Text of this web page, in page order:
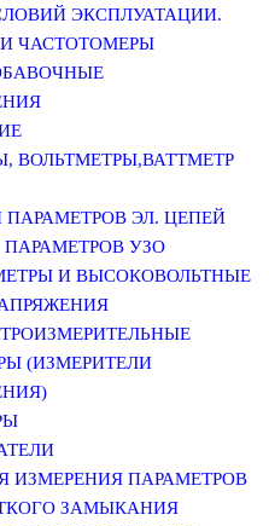
ЭКСПЛУАТАЦИИ.
ЧАСТОТОМЕРЫ
ВОЛЬТМЕТРЫ,ВАТТМЕТР
ПАРАМЕТРОВ ЭЛ. ЦЕПЕЙ
ПАРАМЕТРОВ УЗО
И ВЫСОКОВОЛЬТНЫЕ
(ИЗМЕРИТЕЛИ
ИЗМЕРЕНИЯ ПАРАМЕТРОВ
ЗАМЫКАНИЯ